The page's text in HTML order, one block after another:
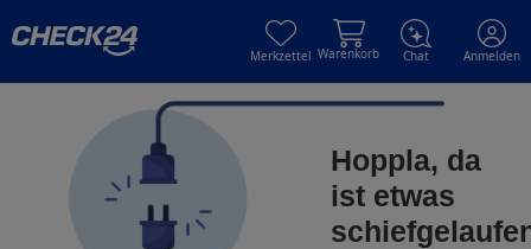
Merkzettel Warenkorb Chat Anmelden
Hoppla, da
ist etwas